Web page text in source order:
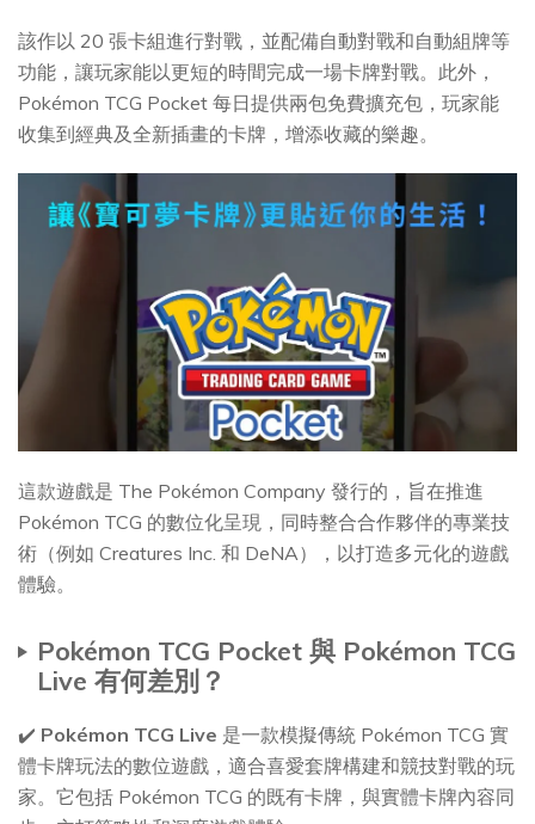
該作以 20 張卡組進行對戰，並配備自動對戰和自動組牌等
功能，讓玩家能以更短的時間完成一場卡牌對戰。此外，
Pokémon TCG Pocket 每日提供兩包免費擴充包，玩家能
收集到經典及全新插畫的卡牌，增添收藏的樂趣。
這款遊戲是 The Pokémon Company 發行的，旨在推進
Pokémon TCG 的數位化呈現，同時整合合作夥伴的專業技
術（例如 Creatures Inc. 和 DeNA），以打造多元化的遊戲
體驗。
Pokémon TCG Pocket 與 Pokémon TCG
Live 有何差別？
✔️ Pokémon TCG Live 是一款模擬傳統 Pokémon TCG 實
體卡牌玩法的數位遊戲，適合喜愛套牌構建和競技對戰的玩
家。它包括 Pokémon TCG 的既有卡牌，與實體卡牌內容同